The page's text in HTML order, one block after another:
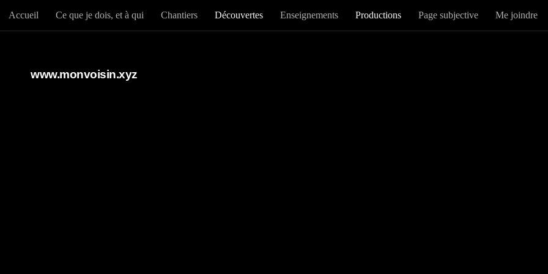
Au dessous du contenu
Accueil Ce que je dois, et à qui Chantiers Découvertes Enseignements Productions Page subjective Me joindre
www.monvoisin.xyz